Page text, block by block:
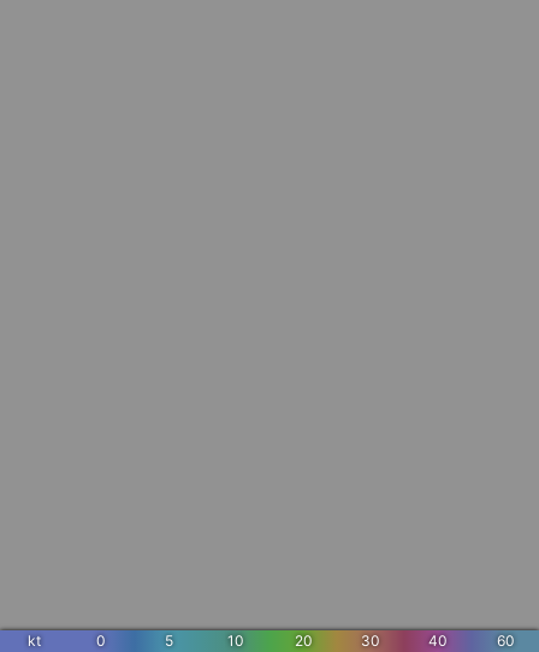
kt 0 5 10 20 30 40 60